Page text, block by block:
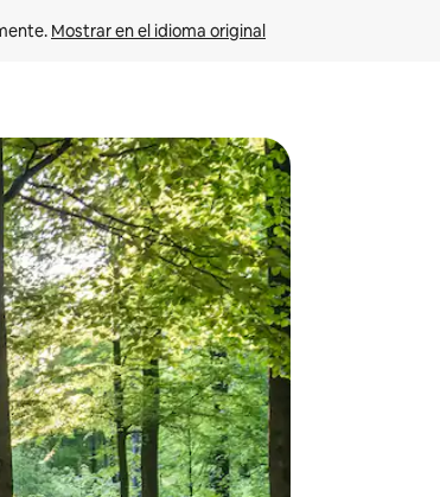
Mostrar en el idioma original